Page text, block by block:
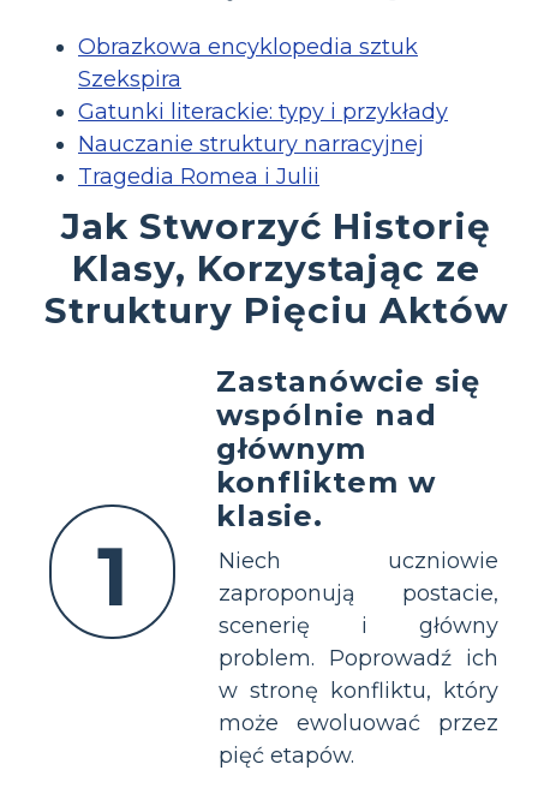
Obrazkowa encyklopedia sztuk
Szekspira
Gatunki literackie: typy i przykłady
Nauczanie struktury narracyjnej
Tragedia Romea i Julii
Jak Stworzyć Historię
Klasy, Korzystając ze
Struktury Pięciu Aktów
1
Zastanówcie się
wspólnie nad
głównym
konfliktem w
klasie.
Niech uczniowie
zaproponują postacie,
scenerię i główny
problem. Poprowadź ich
w stronę konfliktu, który
może ewoluować przez
pięć etapów.